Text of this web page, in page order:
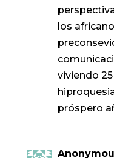
los
viviendo
próspero